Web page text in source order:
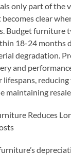
only part of the
clear
Budget furniture
18-24 months
degradation.
and
lifespans,
maintaining resale
Reduces